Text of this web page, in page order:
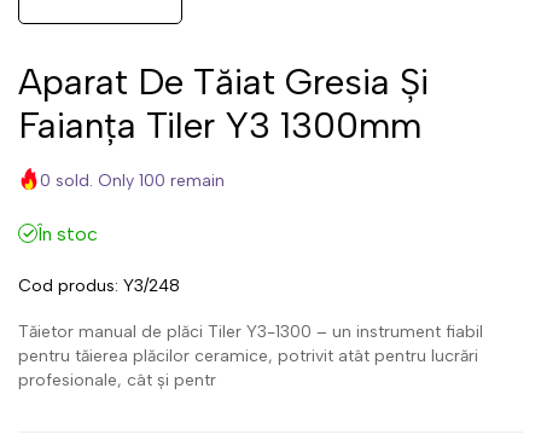
Aparat De Tăiat Gresia Și
Faianța Tiler Y3 1300mm
0 sold. Only 100 remain
În stoc
Cod produs: Y3/248
Tăietor manual de plăci Tiler Y3-1300 – un instrument fiabil
pentru tăierea plăcilor ceramice, potrivit atât pentru lucrări
profesionale, cât și pentr